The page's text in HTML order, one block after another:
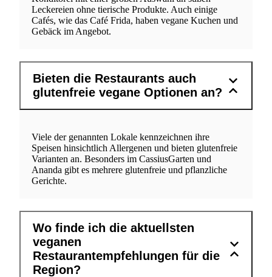
Leckereien ohne tierische Produkte. Auch einige
Cafés, wie das Café Frida, haben vegane Kuchen und
Gebäck im Angebot.
Bieten die Restaurants auch
glutenfreie vegane Optionen an?
Viele der genannten Lokale kennzeichnen ihre
Speisen hinsichtlich Allergenen und bieten glutenfreie
Varianten an. Besonders im CassiusGarten und
Ananda gibt es mehrere glutenfreie und pflanzliche
Gerichte.
Wo finde ich die aktuellsten
veganen
Restaurantempfehlungen für die
Region?